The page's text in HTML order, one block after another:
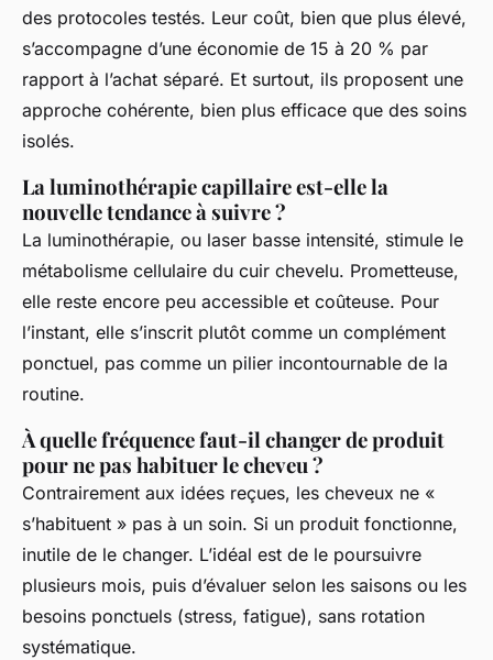
des protocoles testés. Leur coût, bien que plus élevé,
s’accompagne d’une économie de 15 à 20 % par
rapport à l’achat séparé. Et surtout, ils proposent une
approche cohérente, bien plus efficace que des soins
isolés.
La luminothérapie capillaire est-elle la
nouvelle tendance à suivre ?
La luminothérapie, ou laser basse intensité, stimule le
métabolisme cellulaire du cuir chevelu. Prometteuse,
elle reste encore peu accessible et coûteuse. Pour
l’instant, elle s’inscrit plutôt comme un complément
ponctuel, pas comme un pilier incontournable de la
routine.
À quelle fréquence faut-il changer de produit
pour ne pas habituer le cheveu ?
Contrairement aux idées reçues, les cheveux ne «
s’habituent » pas à un soin. Si un produit fonctionne,
inutile de le changer. L’idéal est de le poursuivre
plusieurs mois, puis d’évaluer selon les saisons ou les
besoins ponctuels (stress, fatigue), sans rotation
systématique.